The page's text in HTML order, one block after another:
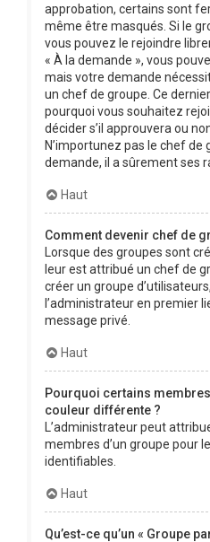
approbation, certains sont
même être masqués. Si le
vous pouvez le rejoindre
« À la demande », vous
mais votre demande
un chef de groupe. Ce
pourquoi vous souhaitez
décider s’il approuvera ou
N’importunez pas le chef de
demande, il a sûrement ses
Haut
Comment devenir chef de
Lorsque des groupes sont
leur est attribué un chef de
créer un groupe
l’administrateur en premier
message privé.
Haut
Pourquoi certains
couleur différente ?
L’administrateur peut
membres d’un groupe pour
identifiables.
Haut
Qu’est-ce qu’un « Groupe